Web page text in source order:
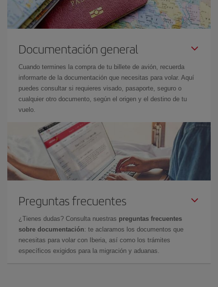
Documentación general
Cuando termines la compra de tu billete de avión, recuerda
informarte de la documentación que necesitas para volar. Aquí
puedes consultar si requieres visado, pasaporte, seguro o
cualquier otro documento, según el origen y el destino de tu
vuelo.
Preguntas frecuentes
¿Tienes dudas? Consulta nuestras preguntas frecuentes
sobre documentación: te aclaramos los documentos que
necesitas para volar con Iberia, así como los trámites
específicos exigidos para la migración y aduanas.